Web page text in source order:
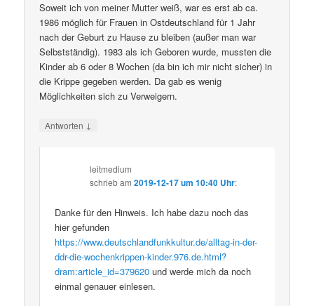
Soweit ich von meiner Mutter weiß, war es erst ab ca.
1986 möglich für Frauen in Ostdeutschland für 1 Jahr
nach der Geburt zu Hause zu bleiben (außer man war
Selbstständig). 1983 als ich Geboren wurde, mussten die
Kinder ab 6 oder 8 Wochen (da bin ich mir nicht sicher) in
die Krippe gegeben werden. Da gab es wenig
Möglichkeiten sich zu Verweigern.
Antworten ↓
leitmedium
schriebam2019-12-17 um 10:40 Uhr:
Danke für den Hinweis. Ich habe dazu noch das
hier gefunden
https://www.deutschlandfunkkultur.de/alltag-in-der-
ddr-die-wochenkrippen-kinder.976.de.html?
dram:article_id=379620 und werde mich da noch
einmal genauer einlesen.